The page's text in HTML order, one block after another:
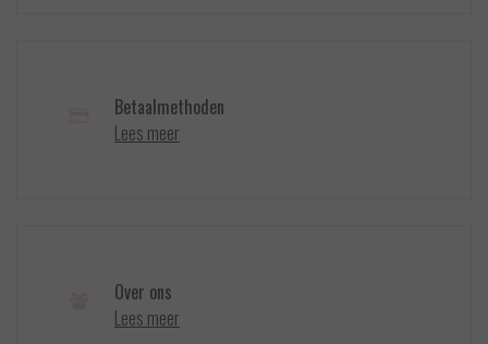
Betaalmethoden
Lees meer
Over ons
Lees meer